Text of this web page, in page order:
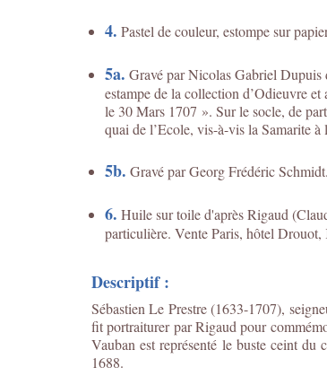
4. Pastel de couleur, estompe sur
5a. Gravé par Nicolas Gabriel Dupuis
estampe de la collection d’Odieuvre
le 30 Mars 1707 ». Sur le socle, de
quai de l’Ecole, vis-à-vis la Samarite à
5b. Gravé par Georg Frédéric Schmidt.
6. Huile sur toile d'après Rigaud
particulière. Vente Paris, hôtel
Descriptif :
Sébastien Le Prestre (1633-1707),
fit portraiturer par Rigaud pour
Vauban est représenté le buste ceint
1688.